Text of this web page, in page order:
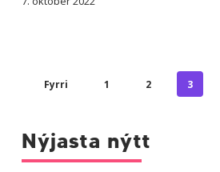
Fyrri 1 2 3
Nýjasta nýtt